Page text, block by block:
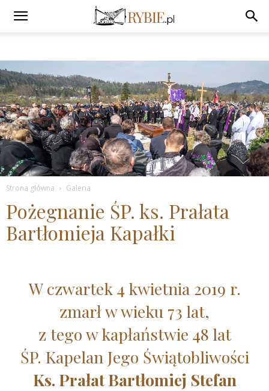
Strona główna Galeria
Pożegnanie ŚP. ks. Prałata
Bartłomieja Kapałki
W czwartek 4 kwietnia 2019 r.
zmarł w wieku 73 lat,
z tego w kapłaństwie 48 lat
ŚP. Kapelan Jego Świątobliwości
Ks. Prałat Bartłomiej Stefan